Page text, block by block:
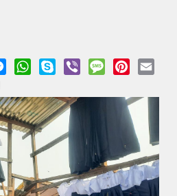
MessengerWhatsApp
Skype Viber MessagePinterest